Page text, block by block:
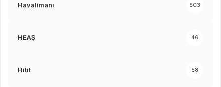
Havalimanı 503
HEAŞ 46
Hitit 58